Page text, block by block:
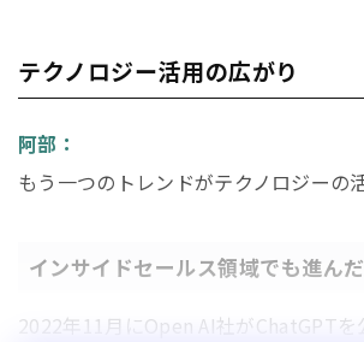
テクノロジー活用の広がり
阿部：
もう一つのトレンドがテクノロジーの
インサイドセールス領域でも進ん
2022年11月にOpen AI社がChatGPTを